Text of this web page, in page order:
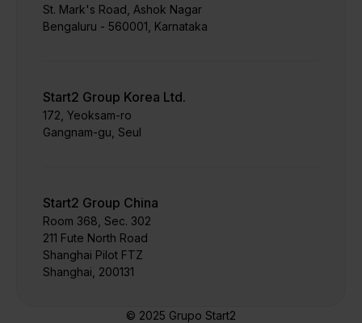
St. Mark's Road, Ashok Nagar
Bengaluru - 560001, Karnataka
Start2 Group Korea Ltd.
172, Yeoksam-ro
Gangnam-gu, Seul
Start2 Group China
Room 368, Sec. 302
211 Fute North Road
Shanghai Pilot FTZ
Shanghai, 200131
© 2025 Grupo Start2